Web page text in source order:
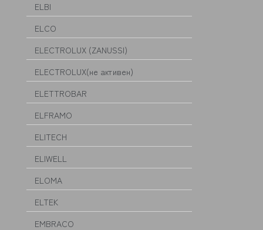
ELBI
ELCO
ELECTROLUX (ZANUSSI)
ELECTROLUX(не активен)
ELETTROBAR
ELFRAMO
ELITECH
ELIWELL
ELOMA
ELTEK
EMBRACO